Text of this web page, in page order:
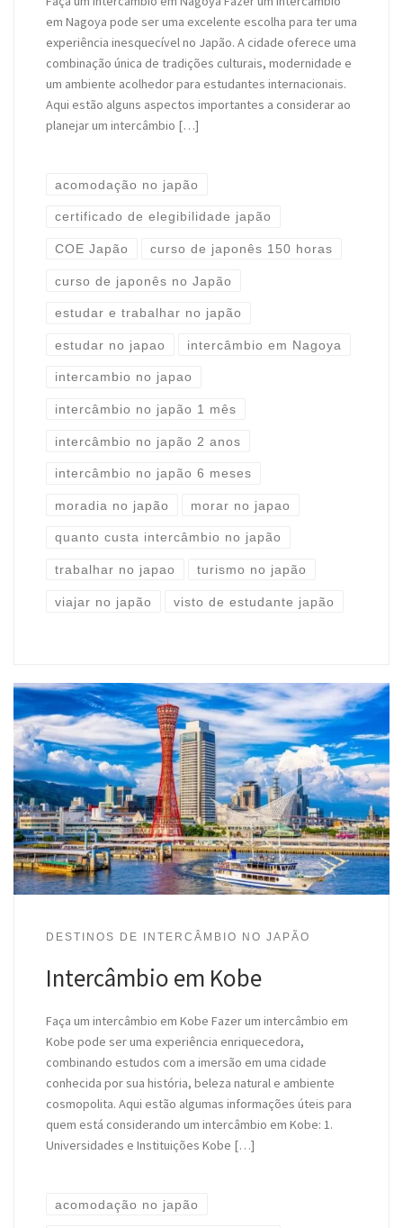
em Nagoya pode ser uma excelente escolha para ter uma
experiência inesquecível no Japão. A cidade oferece uma
combinação única de tradições culturais, modernidade e
um ambiente acolhedor para estudantes internacionais.
Aqui estão alguns aspectos importantes a considerar ao
planejar um intercâmbio […]
acomodação no japão
certificado de elegibilidade japão
COE Japão curso de japonês 150 horas
curso de japonês no Japão
estudar e trabalhar no japão
estudar no japao intercâmbio em Nagoya
intercambio no japao
intercâmbio no japão 1 mês
intercâmbio no japão 2 anos
intercâmbio no japão 6 meses
moradia no japão morar no japao
quanto custa intercâmbio no japão
trabalhar no japao turismo no japão
viajar no japão visto de estudante japão
DESTINOS DE INTERCÂMBIO NO JAPÃO
Intercâmbio em Kobe
Faça um intercâmbio em Kobe Fazer um intercâmbio em
Kobe pode ser uma experiência enriquecedora,
combinando estudos com a imersão em uma cidade
conhecida por sua história, beleza natural e ambiente
cosmopolita. Aqui estão algumas informações úteis para
quem está considerando um intercâmbio em Kobe: 1.
Universidades e Instituições Kobe […]
acomodação no japão